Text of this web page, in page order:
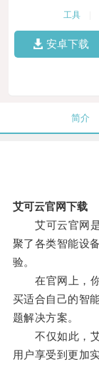
工具
安卓下载
简介
艾可云官网下载
艾可云官网是
聚了各类智能设
验。
在官网上，你
买适合自己的智
题解决方案。
不仅如此，艾
用户享受到更加